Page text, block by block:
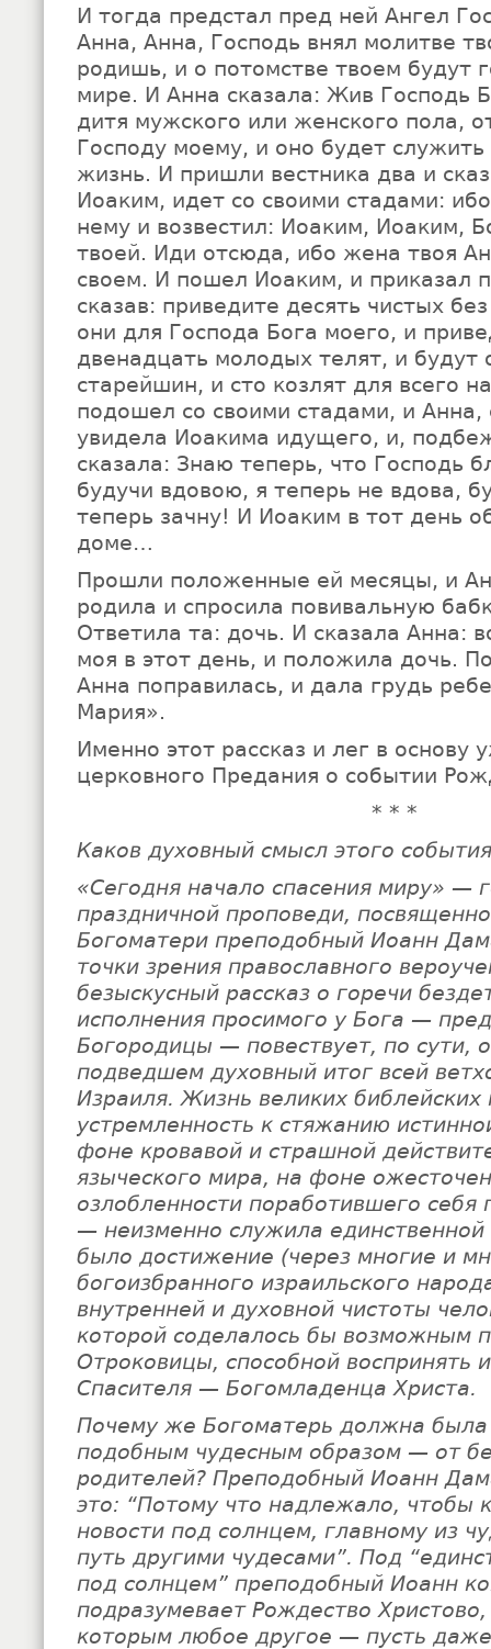
И тогда предстал пред ней Ангел
Анна, Анна, Господь внял молитве
родишь, и о потомстве твоем будут
мире. И Анна сказала: Жив Господь
дитя мужского или женского пола,
Господу моему, и оно будет
жизнь. И пришли вестника два и
Иоаким, идет со своими стадами:
нему и возвестил: Иоаким, Иоаким,
твоей. Иди отсюда, ибо жена твоя
своем. И пошел Иоаким, и приказал
сказав: приведите десять чистых
они для Господа Бога моего, и
двенадцать молодых телят, и будут
старейшин, и сто козлят для всего
подошел со своими стадами, и Анна,
увидела Иоакима идущего, и,
сказала: Знаю теперь, что Господь
будучи вдовою, я теперь не вдова,
теперь зачну! И Иоаким в тот день
доме…
Прошли положенные ей месяцы, и
родила и спросила повивальную
Ответила та: дочь. И сказала Анна:
моя в этот день, и положила дочь.
Анна поправилась, и дала грудь
Мария».
Именно этот рассказ и лег в основу
церковного Предания о событии
* * *
Каков духовный смысл этого
«Сегодня начало спасения миру» —
праздничной проповеди,
Богоматери преподобный Иоанн
точки зрения православного
безыскусный рассказ о горечи
исполнения просимого у Бога —
Богородицы — повествует, по сути,
подведшем духовный итог всей
Израиля. Жизнь великих библейских
устремленность к стяжанию
фоне кровавой и страшной
языческого мира, на фоне
озлобленности поработившего себя
— неизменно служила
было достижение (через многие и
богоизбранного израильского
внутренней и духовной чистоты
которой соделалось бы возможным
Отроковицы, способной воспринять
Спасителя — Богомладенца Христа.
Почему же Богоматерь должна была
подобным чудесным образом — от
родителей? Преподобный Иоанн
это: “Потому что надлежало, чтобы
новости под солнцем, главному из
путь другими чудесами”. Под
под солнцем” преподобный Иоанн
подразумевает Рождество Христово,
которым любое другое — пусть